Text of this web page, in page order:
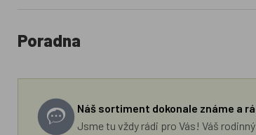
Poradna
Náš sortiment dokonale známe a
Jsme tu vždy rádi pro Vás! Váš